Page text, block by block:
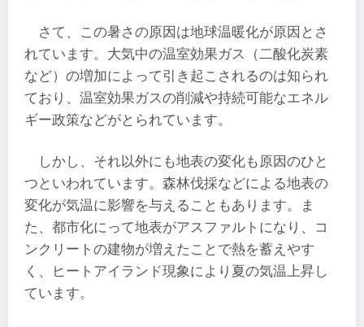
さて、この暑さの原因は地球温暖化が原因とさ
れています。大気中の温室効果ガス（二酸化炭素
など）の増加によって引き起こされるのは知られ
ており、温室効果ガスの削減や持続可能なエネル
ギー政策などがとられています。
しかし、それ以外にも地表の変化も原因のひと
つといわれています。森林伐採などによる地表の
変化が気温に影響を与えることもあります。ま
た、都市化にって地表がアスファルトになり、コ
ンクリートの建物が増えたことで熱を蓄えやす
く、ヒートアイランド現象により夏の気温上昇し
ています。